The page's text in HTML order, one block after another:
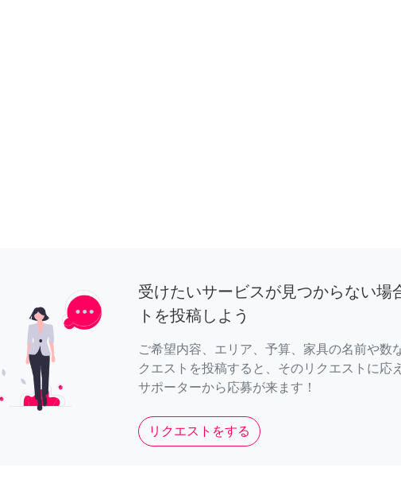
受けたいサービスが見つからない場
トを投稿しよう
ご希望内容、エリア、予算、家具の名前や数
クエストを投稿すると、そのリクエストに応
サポーターから応募が来ます！
リクエストをする